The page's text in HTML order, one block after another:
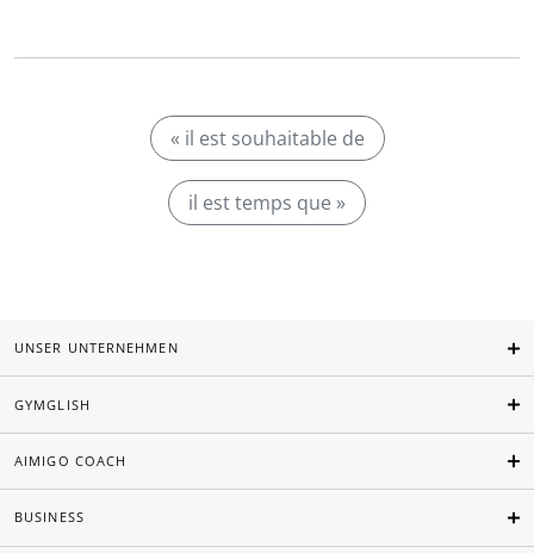
« il est souhaitable de
il est temps que »
UNSER UNTERNEHMEN
GYMGLISH
AIMIGO COACH
BUSINESS